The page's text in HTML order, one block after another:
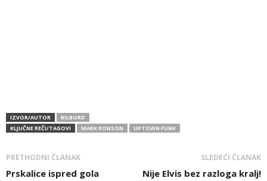
IZVOR/AUTOR
BILBORD
KLJUČNE REČI/TAGOVI
MARK RONSON UPTOWN FUNK
PRETHODNI ČLANAK
Prskalice ispred gola
SLEDEĆI ČLANAK
Nije Elvis bez razloga kralj!